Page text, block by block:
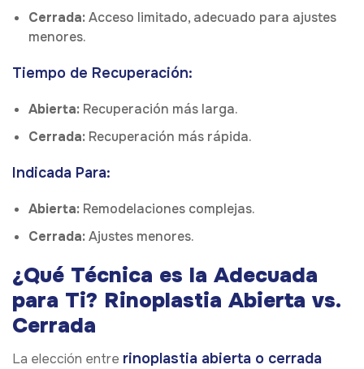
Cerrada:Acceso limitado, adecuado para ajustes
menores.
Tiempo de Recuperación:
Abierta: Recuperación más larga.
Cerrada: Recuperación más rápida.
Indicada Para:
Abierta: Remodelaciones complejas.
Cerrada:Ajustes menores.
¿Qué Técnica es la Adecuada
para Ti? Rinoplastia Abierta vs.
Cerrada
La elección entre rinoplastia abierta o cerrada